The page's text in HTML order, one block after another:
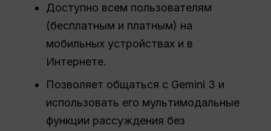
Доступно всем пользователям
(бесплатным и платным) на
мобильных устройствах и в
Интернете.
Позволяет общаться с Gemini 3 и
использовать его мультимодальные
функции рассуждения без